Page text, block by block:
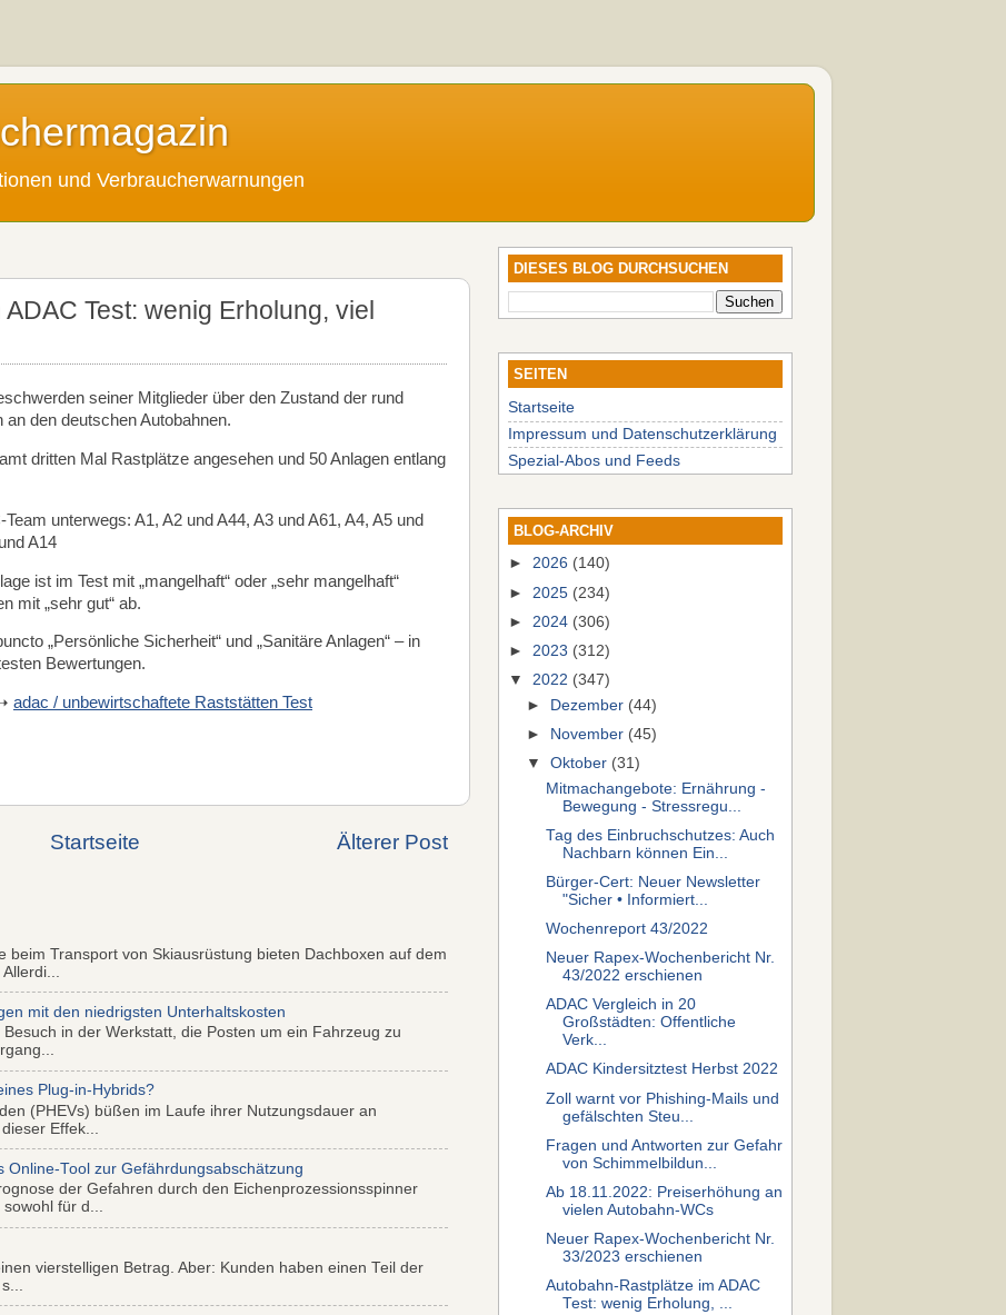
und Verbraucherwarnungen
Test: wenig Erholung, viel
seiner Mitglieder über den Zustand der rund
den deutschen Autobahnen.
dritten Mal Rastplätze angesehen und 50 Anlagen entlang
unterwegs: A1, A2 und A44, A3 und A61, A4, A5 und
A14
ist im Test mit „mangelhaft“ oder „sehr mangelhaft“
mit „sehr gut“ ab.
„Persönliche Sicherheit“ und „Sanitäre Anlagen“ – in
Bewertungen.
adac / unbewirtschaftete Raststätten Test
Älterer Post
Startseite
beim Transport von Skiausrüstung bieten Dachboxen auf dem
mit den niedrigsten Unterhaltskosten
in der Werkstatt, die Posten um ein Fahrzeug zu
Plug-in-Hybrids?
(PHEVs) büßen im Laufe ihrer Nutzungsdauer an
Effek...
Online-Tool zur Gefährdungsabschätzung
der Gefahren durch den Eichenprozessionsspinner
für d...
vierstelligen Betrag. Aber: Kunden haben einen Teil der
DIESES BLOG DURCHSUCHEN
SEITEN
Startseite
Impressum und Datenschutzerklärung
Spezial-Abos und Feeds
BLOG-ARCHIV
► 2026 (140)
► 2025 (234)
► 2024 (306)
► 2023 (312)
▼ 2022 (347)
► Dezember (44)
►
November (45)
▼Oktober (31)
Mitmachangebote: Ernährung -
Bewegung - Stressregu...
Tag des Einbruchschutzes: Auch
Nachbarn können Ein...
Bürger-Cert: Neuer Newsletter
"Sicher • Informiert...
Wochenreport 43/2022
Neuer Rapex-Wochenbericht Nr.
43/2022 erschienen
ADAC Vergleich in 20
Großstädten: Offentliche
Verk...
ADAC Kindersitztest Herbst 2022
Zoll warnt vor Phishing-Mails und
gefälschten Steu...
Fragen und Antworten zur Gefahr
von Schimmelbildun...
Ab 18.11.2022: Preiserhöhung an
vielen Autobahn-WCs
Neuer Rapex-Wochenbericht Nr.
33/2023 erschienen
Autobahn-Rastplätze im ADAC
Test: wenig Erholung, ...